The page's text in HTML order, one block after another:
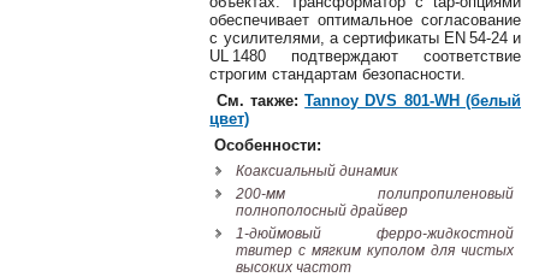
Наши
группы
в
соцсетях:
обеспечивает оптимальное согласование
с усилителями, а сертификаты EN 54‑24 и
UL 1480 подтверждают соответствие
строгим стандартам безопасности.
См. также:Tannoy DVS 801-WH (белый
цвет)
Особенности:
Коаксиальный динамик
200‑мм полипропиленовый
полнополосный драйвер
1‑дюймовый ферро-жидкостной
твитер с мягким куполом для чистых
высоких частот